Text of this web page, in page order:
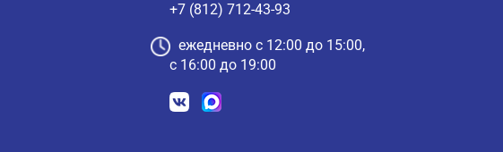
+7 (812) 712-43-93
ежедневно с 12:00 до 15:00,
с 16:00 до 19:00